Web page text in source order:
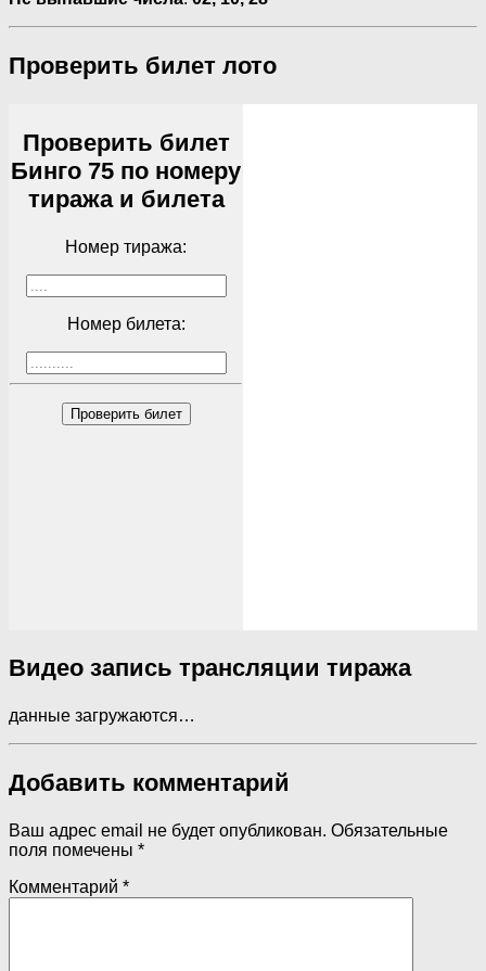
Проверить билет лото
Проверить билет
Бинго 75 по номеру
тиража и билета
Номер тиража:
Номер билета:
Проверить билет
Видео запись трансляции тиража
данные загружаются…
Добавить комментарий
Ваш адрес email не будет опубликован. Обязательные
поля помечены *
Комментарий *